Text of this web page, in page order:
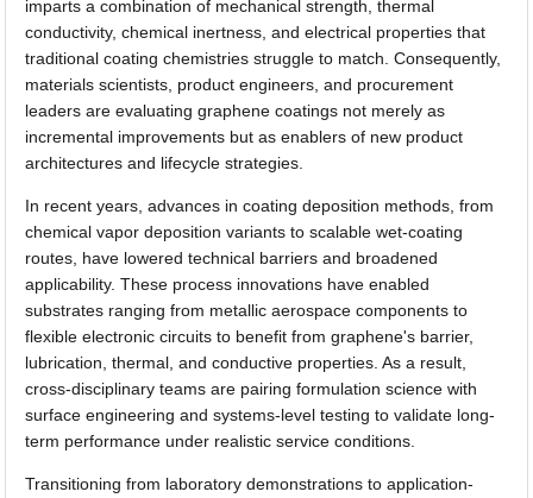
imparts a combination of mechanical strength, thermal
conductivity, chemical inertness, and electrical properties that
traditional coating chemistries struggle to match. Consequently,
materials scientists, product engineers, and procurement
leaders are evaluating graphene coatings not merely as
incremental improvements but as enablers of new product
architectures and lifecycle strategies.
In recent years, advances in coating deposition methods, from
chemical vapor deposition variants to scalable wet-coating
routes, have lowered technical barriers and broadened
applicability. These process innovations have enabled
substrates ranging from metallic aerospace components to
flexible electronic circuits to benefit from graphene's barrier,
lubrication, thermal, and conductive properties. As a result,
cross-disciplinary teams are pairing formulation science with
surface engineering and systems-level testing to validate long-
term performance under realistic service conditions.
Transitioning from laboratory demonstrations to application-